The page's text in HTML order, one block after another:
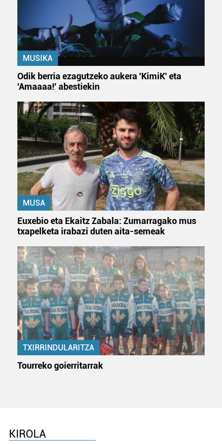
Bazkide batzuek ez dizute baimenik eskatzen, eta beren
interes komertzial legitimoetan babesten dira. Ikusi gure
bazkideen zerrenda, beren ustez zein helburutarako
duten interes legitimoa eta horren aurka nola egin
dezakezun ikusteko.
buruzko informazio gehiago eta ezarri zure lehentasunak
datuen atalean. Edozein unetan alda edo ken dezakezu
zure baimena Cookieen adierazpenean.
Webgune honek cookie propioak eta hirugarrenen cookie-
fitxategiak erabiltzen ditu. Zure esperientzia eta
zerbitzuak hobetzeko asmoz, cookie teknologiaz
baliatzen gara. Ohar hau onartuz gero, teknologia hori
erabiltzeko baimen esplizitua ematen diguzu. Gehiago
MUSIKA
Odik berria ezagutzeko aukera 'KimiK' eta
'Amaaaa!' abestiekin
MUSA
Euxebio eta Ekaitz Zabala: Zumarragako mus
txapelketa irabazi duten aita-semeak
TXIRRINDULARITZA
Tourreko goierritarrak
KIROLA